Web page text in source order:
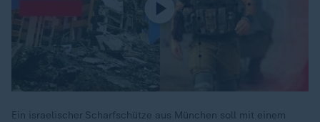
Ein israelischer Scharfschütze aus München soll mit einem